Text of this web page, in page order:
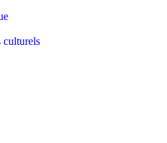
culturels